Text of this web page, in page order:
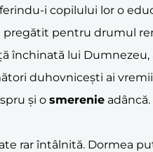
i copilului lor o
pentru drumul
închinată lui
duhovnicești ai
și o smerenie adâncă.
rar întâlnită. Dormea